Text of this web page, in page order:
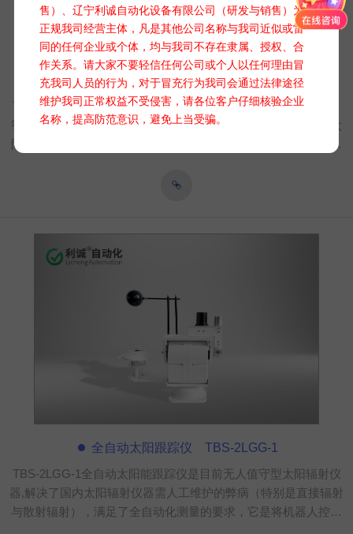
售）、辽宁利诚自动化设备有限公司（研发与销售）为
正规我司经营主体，凡是其他公司名称与我司近似或雷
同的任何企业或个体，均与我司不存在隶属、授权、合
作关系。请大家不要轻信任何公司或个人以任何理由冒
充我司人员的行为，对于冒充行为我司会通过法律途径
维护我司正常权益不受侵害，请各位客户仔细核验企业
名称，提高防范意识，避免上当受骗。
多功能太阳全自动跟踪仪 TBS-2LGG-2
TBS-2LGG-2多功能太阳全自动跟踪仪是一款集高精度传感器、
智能算法与精密机械结构于一体的创新产品。它能够实时追踪太
阳的位置，确保光伏板、太阳能集热器等设备始终面向太阳，提
全自动太阳跟踪仪 TBS-2LGG-1
TBS-2LGG-1全自动太阳能跟踪仪是目前无人值守型太阳辐射仪
器,解决了国内太阳辐射仪器需人工维护的弊病（特别是直接辐射
与散射辐射），满足了全自动化测量的要求，它是将机器人控制